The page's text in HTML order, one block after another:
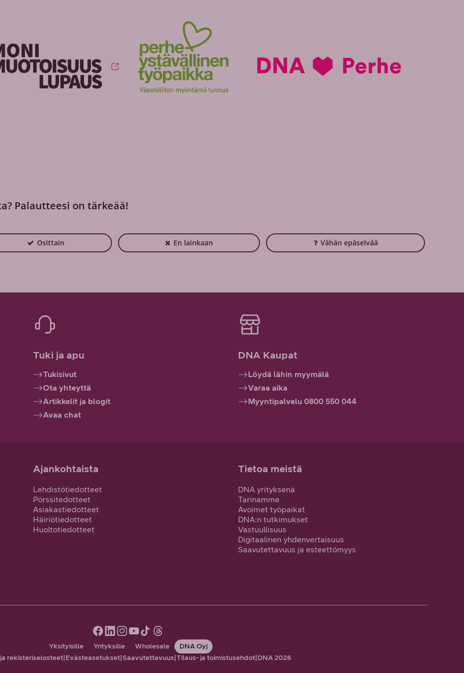
Palautteesi on tärkeää!
Osittain En lainkaan Vähän epäselvää
Tuki ja apu
Tukisivut
Ota yhteyttä
Artikkelit ja blogit
Avaa chat
DNA Kaupat
Löydä lähin myymälä
Varaa aika
Myyntipalvelu 0800 550 044
Ajankohtaista
Lehdistötiedotteet
Pörssitedotteet
Asiakastiedotteet
Häiriötiedotteet
Huoltotiedotteet
Tietoa meistä
DNA yrityksenä
Tarinamme
Avoimet työpaikat
DNA:n tutkimukset
Vastuullisuus
Digitaalinen yhdenvertaisuus
Saavutettavuus ja esteettömyys
Yksityisille Yrityksille Wholesale
DNA Oyj
rekisteriselosteet|Evästeasetukset|Saavutettavuus|Tilaus- ja toimistusehdot|DNA 2026